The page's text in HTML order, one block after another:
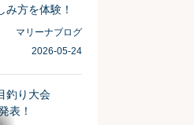
み方を体験！
マリーナブログ
2026-05-24
釣り大会
表！